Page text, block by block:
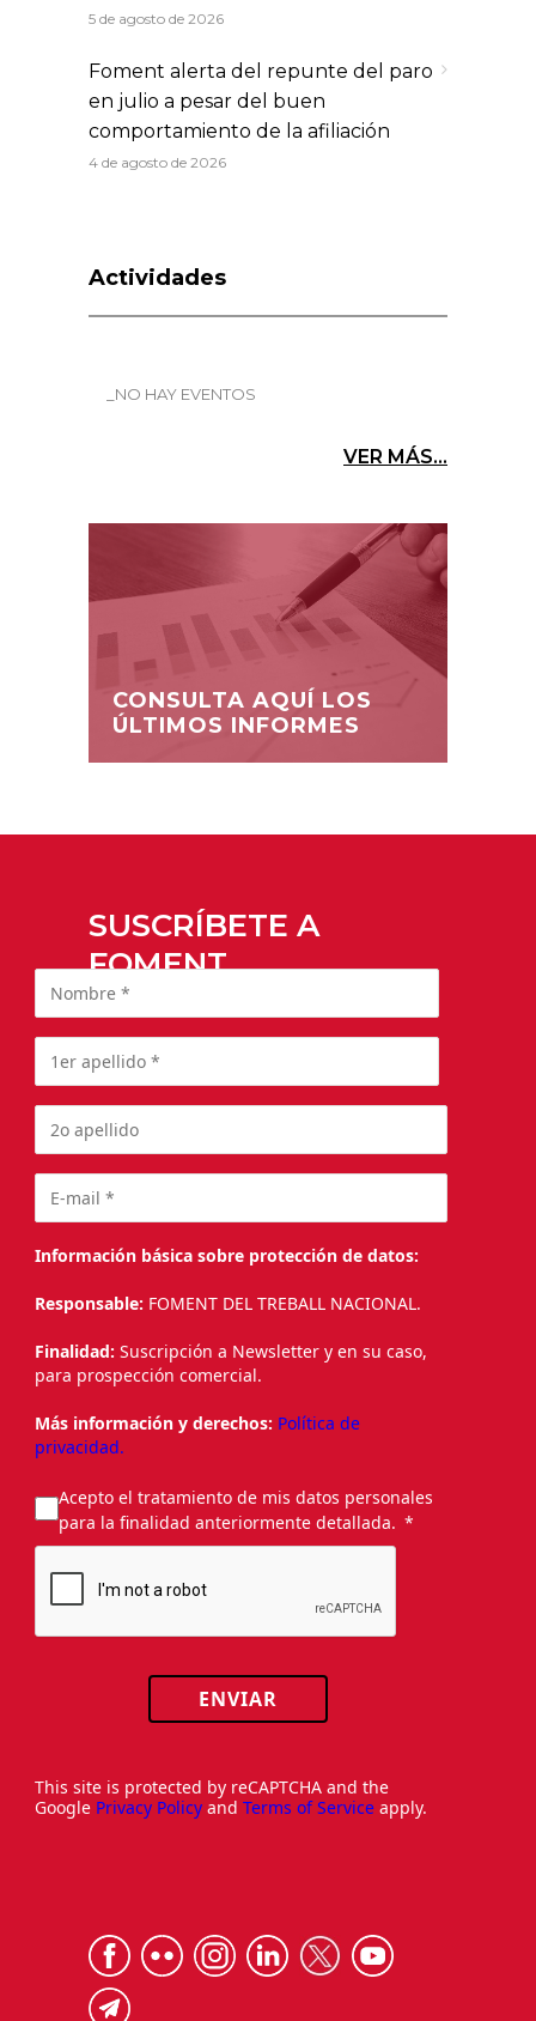
5 de agosto de 2026
Foment alerta del repunte del paro
en julio a pesar del buen
comportamiento de la afiliación
4 de agosto de 2026
Actividades
_NO HAY EVENTOS
VER MÁS...
CONSULTA AQUÍ LOS
ÚLTIMOS INFORMES
SUSCRÍBETE A
FOMENT
Información básica sobre protección de datos:
Responsable: FOMENT DEL TREBALL NACIONAL.
Finalidad: Suscripción a Newsletter y en su caso,
para prospección comercial.
Más información y derechos: Política de
privacidad.
Acepto el tratamiento de mis datos personales
para la finalidad anteriormente detallada.
ENVIAR
This site is protected by reCAPTCHA and the
Google Privacy Policy and Terms of Service apply.